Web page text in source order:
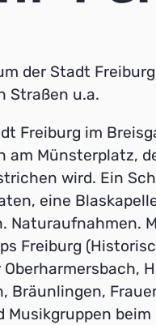
der Stadt
Straßen u.a.
Freiburg im
Münsterplatz,
wird. Ein
eine
Naturaufnahmen.
Freiburg
Bräunlingen,
beim